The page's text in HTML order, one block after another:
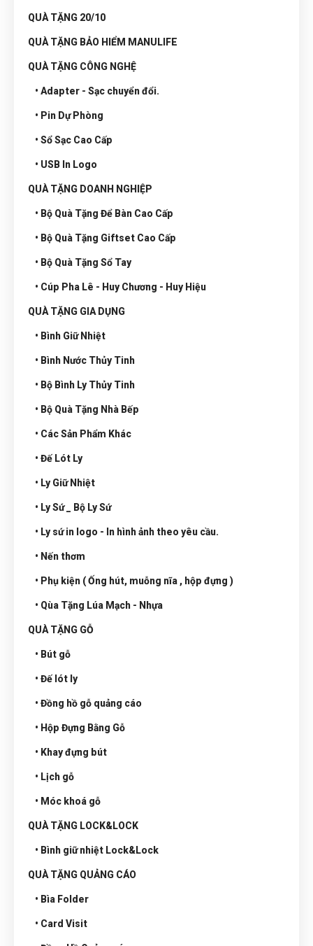
QUÀ TẶNG 20/10
QUÀ TẶNG BẢO HIỂM MANULIFE
QUÀ TẶNG CÔNG NGHỆ
• Adapter - Sạc chuyển đổi.
• Pin Dự Phòng
• Sổ Sạc Cao Cấp
• USB In Logo
QUÀ TẶNG DOANH NGHIỆP
• Bộ Quà Tặng Để Bàn Cao Cấp
• Bộ Quà Tặng Giftset Cao Cấp
• Bộ Quà Tặng Sổ Tay
• Cúp Pha Lê - Huy Chương - Huy Hiệu
QUÀ TẶNG GIA DỤNG
• Bình Giữ Nhiệt
• Bình Nước Thủy Tinh
• Bộ Bình Ly Thủy Tinh
• Bộ Quà Tặng Nhà Bếp
• Các Sản Phẩm Khác
• Đế Lót Ly
• Ly Giữ Nhiệt
• Ly Sứ _ Bộ Ly Sứ
• Ly sứ in logo - In hình ảnh theo yêu cầu.
• Nến thơm
• Phụ kiện ( Ống hút, muỗng nĩa , hộp đựng )
• Qùa Tặng Lúa Mạch - Nhựa
QUÀ TẶNG GỖ
• Bút gỗ
• Đế lót ly
• Đồng hồ gỗ quảng cáo
• Hộp Đựng Bằng Gỗ
• Khay đựng bút
• Lịch gỗ
• Móc khoá gỗ
QUÀ TẶNG LOCK&LOCK
• Bình giữ nhiệt Lock&Lock
QUÀ TẶNG QUẢNG CÁO
• Bìa Folder
• Card Visit